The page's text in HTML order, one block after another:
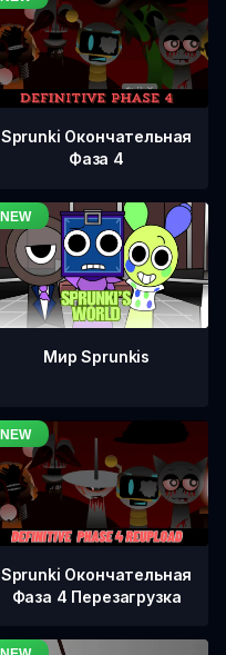
Sprunki Окончательная
Фаза 4
Мир Sprunkis
Sprunki Окончательная
Фаза 4 Перезагрузка